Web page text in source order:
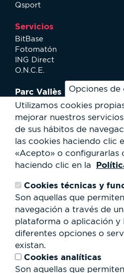
Opciones de
Utilizamos cookies
mejorar nuestros
de sus hábitos de
las cookies haciendo clic
«Acepto» o configurarlas
haciendo clic en la
Cookies técnicas y
Son aquellas que
navegación a través de
plataforma o aplicación y
diferentes opciones o
existan.
Cookies analíticas
Son aquellas que
Qsport
Servicios
BitBase
Fotomatón
ING Direct
O.N.C.E.
Parc Vallès
¿Cómo llegar?
Mapa
Actividades
Servicios al usuario
Club Staff
¿Quiénes somos?
Trabaja con nosotros
Cesión de espacios
RSC
Formulario
de
búsqueda
Buscar